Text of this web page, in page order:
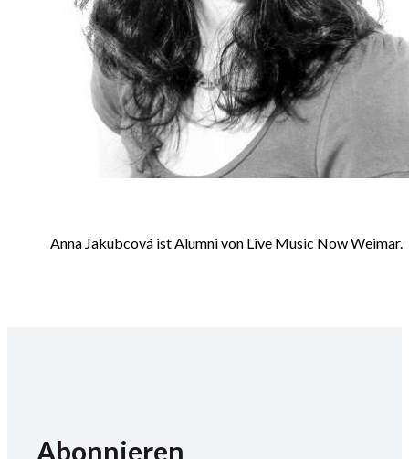
Anna Jakubcová ist Alumni von Live Music Now Weimar.
Abonnieren